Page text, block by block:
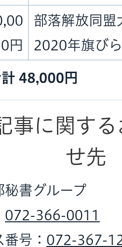
0円
部落解放同盟
2020年旗び
48,000円
事に関す
せ先
秘書グループ
072-366-0011
号： 072-367-